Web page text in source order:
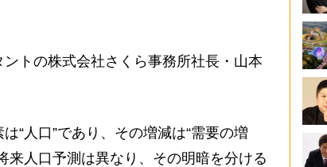
トの株式会社さくら事務所社長・山本
“人口”であり、その増減は“需要の増
来人口予測は異なり、その明暗を分ける